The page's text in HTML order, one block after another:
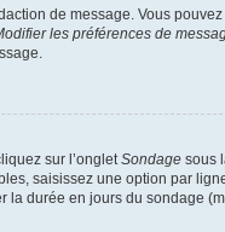
de message. Vous
les préférences de
sur l’onglet Sondage sous
saisissez une option par
la durée en jours du sondage